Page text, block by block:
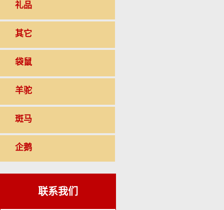
礼品
其它
袋鼠
羊驼
斑马
企鹅
联系我们